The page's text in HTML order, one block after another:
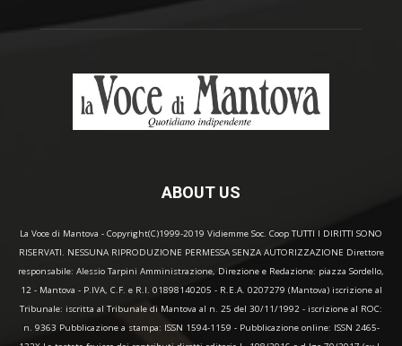
ABOUT US
La Voce di Mantova - Copyright(C)1999-2019 Vidiemme Soc. Coop TUTTI I DIRITTI SONO
RISERVATI. NESSUNA RIPRODUZIONE PERMESSA SENZA AUTORIZZAZIONE Direttore
responsabile: Alessio Tarpini Amministrazione, Direzione e Redazione: piazza Sordello,
12 - Mantova - P.IVA, C.F. e R.I. 01898140205 - R.E.A. 0207279 (Mantova) iscrizione al
Tribunale: iscritta al Tribunale di Mantova al n. 25 del 30/11/1992 - iscrizione al ROC:
n. 9363 Pubblicazione a stampa: ISSN 1594-1159 - Pubblicazione online: ISSN 2465-